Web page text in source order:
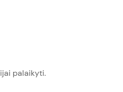
palaikyti.